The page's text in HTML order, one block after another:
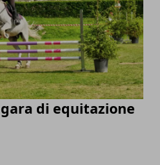
di equitazione